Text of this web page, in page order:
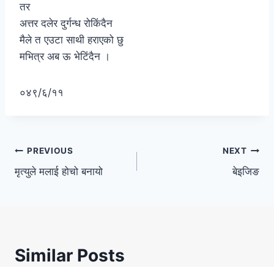
तर
अत्तर दलेर दुर्गन्ध रोकिंदैन
मैले त एउटा साथी हराएको छु
मभित्र अब ऊ भेटिंदैन ।
०४९/६/११
Post
navigation
PREVIOUS
मृत्युले मलाई होचो बनायो
NEXT
बेइजिङ
Similar Posts